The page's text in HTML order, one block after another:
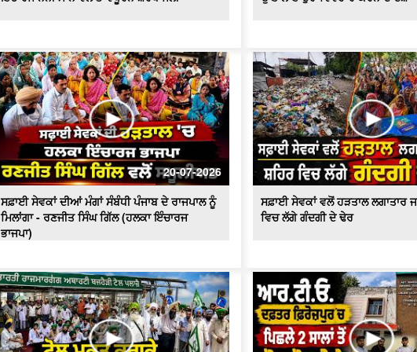
20-07-2026
ਸਫ਼ਾਈ ਸੇਵਕਾਂ ਦੀਆਂ ਮੰਗਾਂ ਸੰਬੰਧੀ ਪੰਜਾਬ ਦੇ ਰਾਜਪਾਲ ਨੂੰ
ਮਿਲਾਂਗਾ - ਰਣਜੀਤ ਸਿੰਘ ਗਿੱਲ (ਹਲਕਾ ਇੰਚਾਰਜ
ਭਾਜਪਾ)
ਸਫ਼ਾਈ ਸੇਵਕਾਂ ਵਲੋਂ ਹੜਤਾਲ ਲਗਾਤਾਰ
ਵਿਚ ਲੱਗੇ ਗੰਦਗੀ ਦੇ ਢੇਰ